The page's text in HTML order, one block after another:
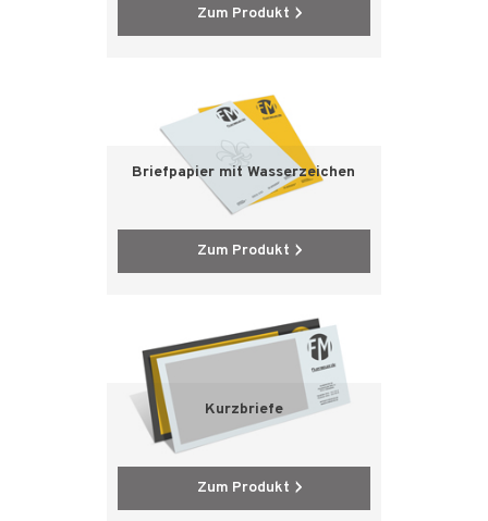
Zum Produkt
Briefpapier mit Wasserzeichen
Zum Produkt
Kurzbriefe
Zum Produkt